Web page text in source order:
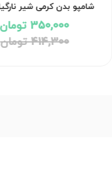
شامپو بدن کرمی شیر
350,000 تومان
414,300 تومان